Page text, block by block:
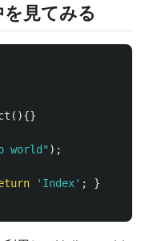
見てみる
(){}
world" );
'Index' ;
}